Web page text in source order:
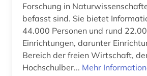
Forschung in
befasst sind. Sie bietet
44.000 Personen und rund
Einrichtungen, darunter
Bereich der freien Wirtschaft,
Hochschulber... Mehr